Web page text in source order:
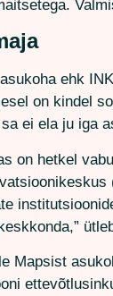
ehk
on kindel
ei ela ju iga
on hetkel
Mapsist